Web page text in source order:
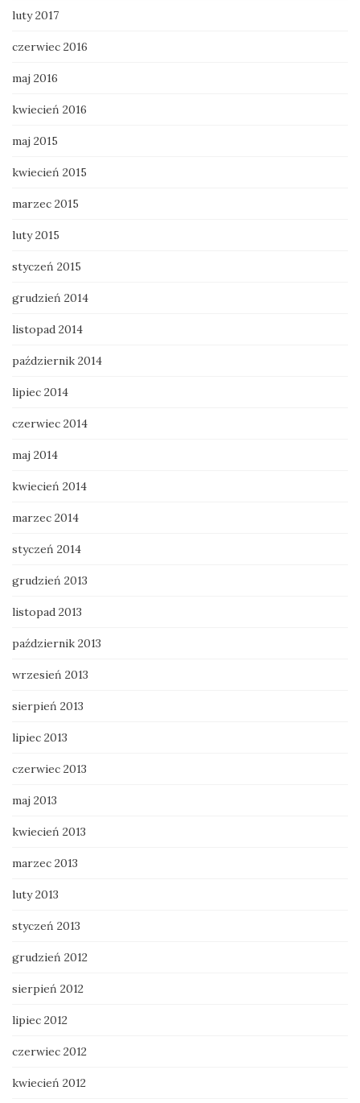
luty 2017
czerwiec 2016
maj 2016
kwiecień 2016
maj 2015
kwiecień 2015
marzec 2015
luty 2015
styczeń 2015
grudzień 2014
listopad 2014
październik 2014
lipiec 2014
czerwiec 2014
maj 2014
kwiecień 2014
marzec 2014
styczeń 2014
grudzień 2013
listopad 2013
październik 2013
wrzesień 2013
sierpień 2013
lipiec 2013
czerwiec 2013
maj 2013
kwiecień 2013
marzec 2013
luty 2013
styczeń 2013
grudzień 2012
sierpień 2012
lipiec 2012
czerwiec 2012
kwiecień 2012